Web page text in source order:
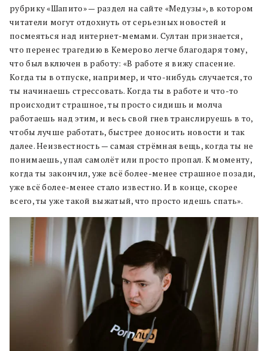
рубрику «Шапито» — раздел на сайте «Медузы», в котором
читатели могут отдохнуть от серьезных новостей и
посмеяться над интернет-мемами. Султан признается,
что перенес трагедию в Кемерово легче благодаря тому,
что был включен в работу: «В работе я вижу спасение.
Когда ты в отпуске, например, и что-нибудь случается, то
ты начинаешь стрессовать. Когда ты в работе и что-то
происходит страшное, ты просто сидишь и молча
работаешь над этим, и весь свой гнев транслируешь в то,
чтобы лучше работать, быстрее доносить новости и так
далее. Неизвестность — самая стрёмная вещь, когда ты не
понимаешь, упал самолёт или просто пропал. К моменту,
когда ты закончил, уже всё более-менее страшное позади,
уже всё более-менее стало известно. И в конце, скорее
всего, ты уже такой выжатый, что просто идешь спать».